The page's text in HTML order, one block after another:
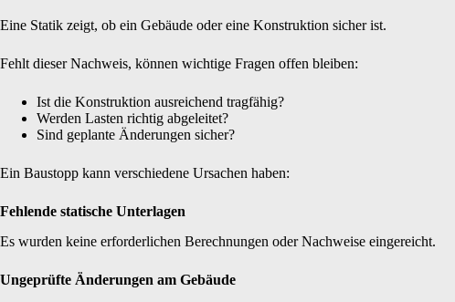
Eine Statik zeigt, ob ein Gebäude oder eine Konstruktion sicher ist.
Fehlt dieser Nachweis, können wichtige Fragen offen bleiben:
Ist die Konstruktion ausreichend tragfähig?
Werden Lasten richtig abgeleitet?
Sind geplante Änderungen sicher?
Ein Baustopp kann verschiedene Ursachen haben:
Fehlende statische Unterlagen
Es wurden keine erforderlichen Berechnungen oder Nachweise eingereicht.
Ungeprüfte Änderungen am Gebäude